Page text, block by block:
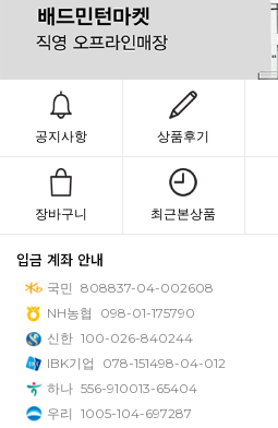
공지사항 상품후기
장바구니 최근본상품
입금 계좌 안내
국민 808837-04-002608
NH농협
098-01-175790
신한 100-026-840244
IBK기업
078-151498-04-012
하나 556-910013-65404
우리 1005-104-697287